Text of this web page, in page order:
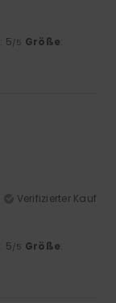
: 5/5 Größe:
Verifizierter Kauf
: 5/5 Größe: